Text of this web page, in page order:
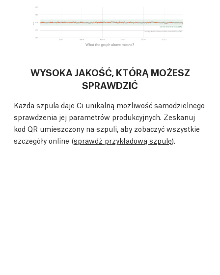
WYSOKA JAKOŚĆ, KTÓRĄ MOŻESZ
SPRAWDZIĆ
Każda szpula daje Ci unikalną możliwość samodzielnego
sprawdzenia jej parametrów produkcyjnych. Zeskanuj
kod QR umieszczony na szpuli, aby zobaczyć wszystkie
szczegóły online (sprawdź przykładową szpulę).